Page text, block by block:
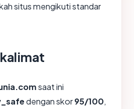
situs mengikuti standar
saat ini
dengan skor95/100,